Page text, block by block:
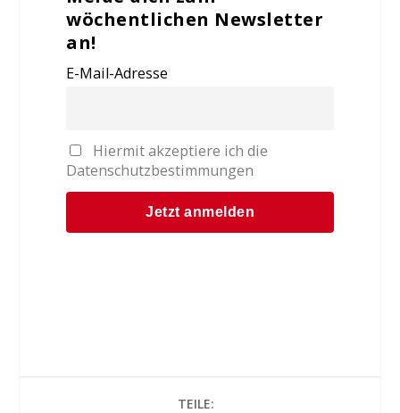
wöchentlichen Newsletter
an!
E-Mail-Adresse
Hiermit akzeptiere ich die
Datenschutzbestimmungen
TEILE: